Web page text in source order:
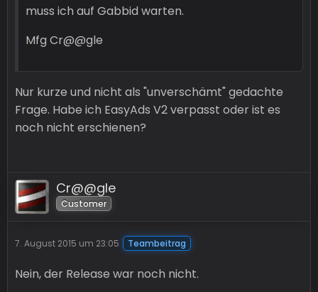
muss ich auf Gabbid warten.
Mfg Cr@@gle
Nur kurze und nicht als "unverschämt" gedachte
Frage. Habe ich EasyAds V2 verpasst oder ist es
noch nicht erschienen?
Cr@@gle
Customer
7. August 2015 um 23:05 Teambeitrag
Nein, der Release war noch nicht.